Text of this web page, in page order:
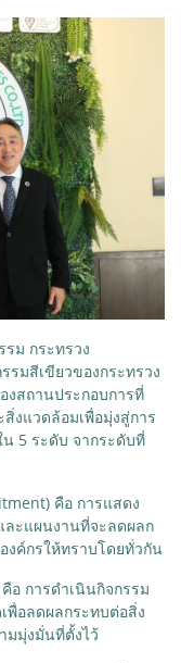
ม กระทรวง
รมสีเขียวของกระทรวง
งสถานประกอบการที่
งแวดล้อมเพื่อมุ่งสู่การ
5 ระดับ จากระดับที่
คือ การแสดง
ละแผนงานที่จะลดผลก
งค์กรให้ทราบโดยทั่วกัน
อ การดำเนินกิจกรรม
พื่อลดผลกระทบต่อสิ่ง
มมุ่งมั่นที่ตั้งไว้